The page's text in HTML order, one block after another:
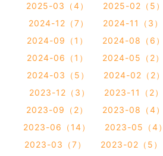
2025-03（4）
2025-02（5）
2024-12（7）
2024-11（3）
2024-09（1）
2024-08（6）
2024-06（1）
2024-05（2）
2024-03（5）
2024-02（2）
2023-12（3）
2023-11（2）
2023-09（2）
2023-08（4）
2023-06（14）
2023-05（4）
2023-03（7）
2023-02（5）